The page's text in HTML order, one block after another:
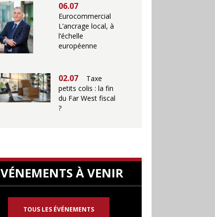
06.07
Eurocommercial
L’ancrage local, à
l’échelle
européenne
02.07
Taxe
petits colis : la fin
du Far West fiscal
?
À VENIR
TOUS LES ÉVÉNEMENTS